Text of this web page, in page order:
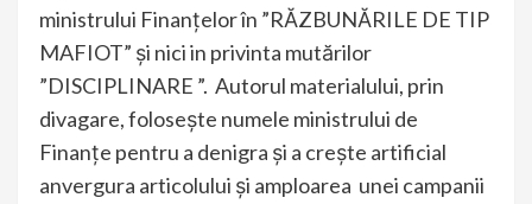
ministrului Finanțelor în ”RĂZBUNĂRILE DE TIP
MAFIOT” și nici in privinta mutărilor
”DISCIPLINARE ”. Autorul materialului, prin
divagare, folosește numele ministrului de
Finanțe pentru a denigra și a crește artificial
anvergura articolului și amploarea unei campanii